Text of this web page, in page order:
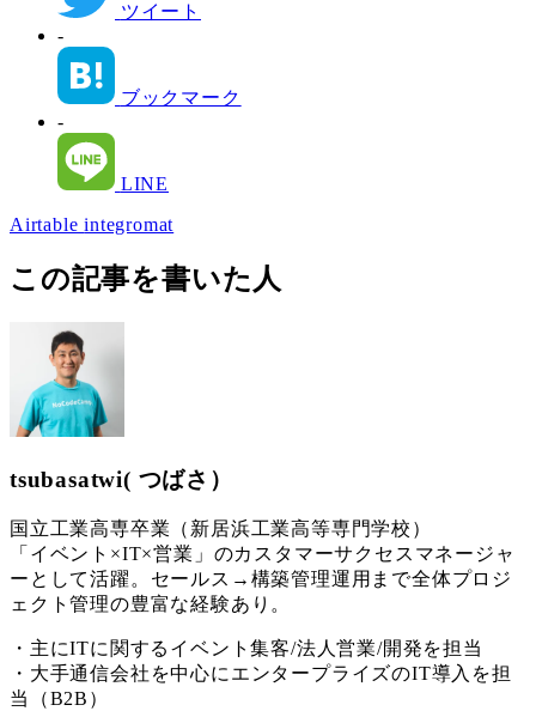
ツイート
-
ブックマーク
-
LINE
Airtableintegromat
この記事を書いた人
tsubasatwi( つばさ）
国立工業高専卒業（新居浜工業高等専門学校）
「イベント×IT×営業」のカスタマーサクセスマネージャ
ーとして活躍。セールス→構築管理運用まで全体プロジ
ェクト管理の豊富な経験あり。
・主にITに関するイベント集客/法人営業/開発を担当
・大手通信会社を中心にエンタープライズのIT導入を担
当（B2B）